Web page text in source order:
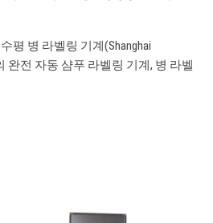
평 병 라벨링 기계(Shanghai
완전 자동 샴푸 라벨링 기계, 병 라벨